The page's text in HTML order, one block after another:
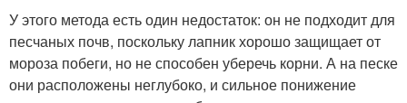
У этого метода есть один недостаток: он не подходит для
песчаных почв, поскольку лапник хорошо защищает от
мороза побеги, но не способен уберечь корни. А на песке
они расположены неглубоко, и сильное понижение